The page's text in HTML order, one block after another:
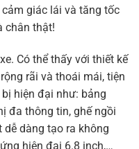
cảm giác lái và tăng tốc
chân thật!
Có thể thấy với thiết kế
rãi và thoái mái, tiện
hiện đại như: bảng
đa thông tin, ghế ngồi
dàng tạo ra không
hiện đại 6.8 inch,…